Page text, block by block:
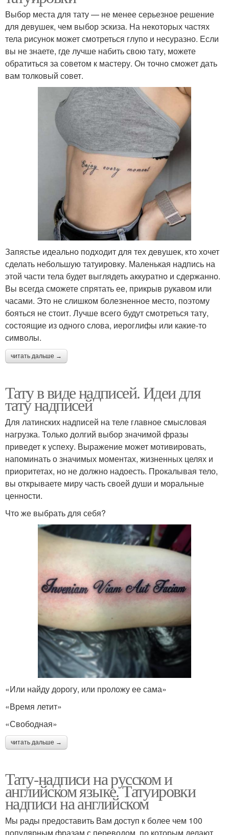
Выбор места для тату — не менее серьезное решение
для девушек, чем выбор эскиза. На некоторых частях
тела рисунок может смотреться глупо и несуразно. Если
вы не знаете, где лучше набить свою тату, можете
обратиться за советом к мастеру. Он точно сможет дать
вам толковый совет.
Запястье идеально подходит для тех девушек, кто хочет
сделать небольшую татуировку. Маленькая надпись на
этой части тела будет выглядеть аккуратно и сдержанно.
Вы всегда сможете спрятать ее, прикрыв рукавом или
часами. Это не слишком болезненное место, поэтому
бояться не стоит. Лучше всего будут смотреться тату,
состоящие из одного слова, иероглифы или какие-то
символы.
читать дальше →
Тату в виде надписей. Идеи для
тату надписей
Для латинских надписей на теле главное смысловая
нагрузка. Только долгий выбор значимой фразы
приведет к успеху. Выражение может мотивировать,
напоминать о значимых моментах, жизненных целях и
приоритетах, но не должно надоесть. Прокалывая тело,
вы открываете миру часть своей души и моральные
ценности.
Что же выбрать для себя?
«Или найду дорогу, или проложу ее сама»
«Время летит»
«Свободная»
читать дальше →
Тату-надписи на русском и
английском языке. Татуировки
надписи на английском
Мы рады предоставить Вам доступ к более чем 100
популярным фразам с переводом, по которым делают